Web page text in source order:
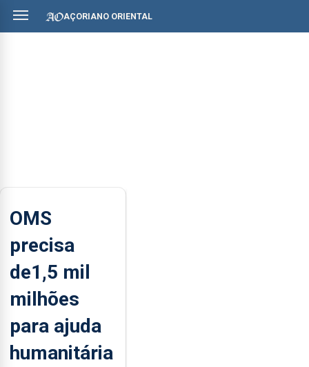
AÇORIANO ORIENTAL
OMS
precisa
de1,5 mil
milhões
para ajuda
humanitária